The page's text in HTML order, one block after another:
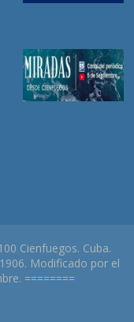
Cienfuegos. Cuba.
Modificado por el
========